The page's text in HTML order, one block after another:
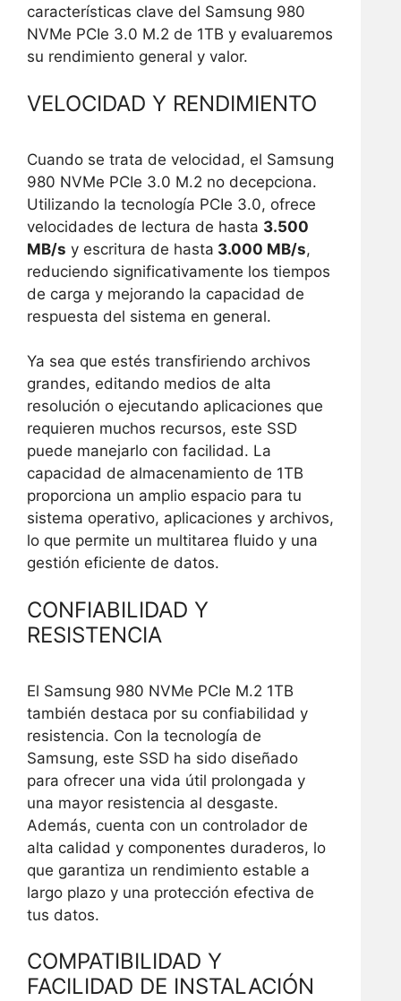
características clave del Samsung 980
NVMe PCIe 3.0 M.2 de 1TB y evaluaremos
su rendimiento general y valor.
VELOCIDAD Y RENDIMIENTO
Cuando se trata de velocidad, el Samsung
980 NVMe PCIe 3.0 M.2 no decepciona.
Utilizando la tecnología PCIe 3.0, ofrece
velocidades de lectura de hasta 3.500
MB/s y escritura de hasta 3.000 MB/s,
reduciendo significativamente los tiempos
de carga y mejorando la capacidad de
respuesta del sistema en general.
Ya sea que estés transfiriendo archivos
grandes, editando medios de alta
resolución o ejecutando aplicaciones que
requieren muchos recursos, este SSD
puede manejarlo con facilidad. La
capacidad de almacenamiento de 1TB
proporciona un amplio espacio para tu
sistema operativo, aplicaciones y archivos,
lo que permite un multitarea fluido y una
gestión eficiente de datos.
CONFIABILIDAD Y
RESISTENCIA
El Samsung 980 NVMe PCIe M.2 1TB
también destaca por su confiabilidad y
resistencia. Con la tecnología de
Samsung, este SSD ha sido diseñado
para ofrecer una vida útil prolongada y
una mayor resistencia al desgaste.
Además, cuenta con un controlador de
alta calidad y componentes duraderos, lo
que garantiza un rendimiento estable a
largo plazo y una protección efectiva de
tus datos.
COMPATIBILIDAD Y
FACILIDAD DE INSTALACIÓN